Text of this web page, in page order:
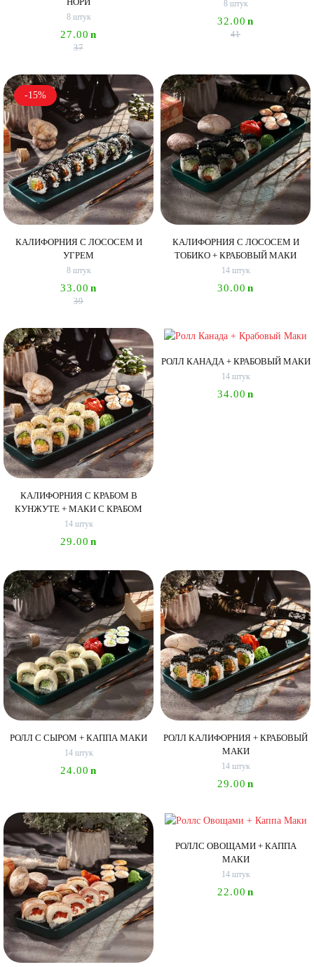
8 штук
27.00 n
37
8 штук
32.00 n
41
-15%
КАЛИФОРНИЯ С ЛОСОСЕМ И
УГРЕМ
8 штук
33.00 n
39
КАЛИФОРНИЯ С ЛОСОСЕМ И
ТОБИКО + КРАБОВЫЙ МАКИ
14 штук
30.00 n
КАЛИФОРНИЯ С КРАБОМ В
КУНЖУТЕ + МАКИ С КРАБОМ
14 штук
29.00 n
РОЛЛ КАНАДА + КРАБОВЫЙ МАКИ
14 штук
34.00 n
РОЛЛ С СЫРОМ + КАППА МАКИ
14 штук
24.00 n
РОЛЛ КАЛИФОРНИЯ + КРАБОВЫЙ
МАКИ
14 штук
29.00 n
РОЛЛС ОВОЩАМИ + КАППА
МАКИ
14 штук
22.00 n